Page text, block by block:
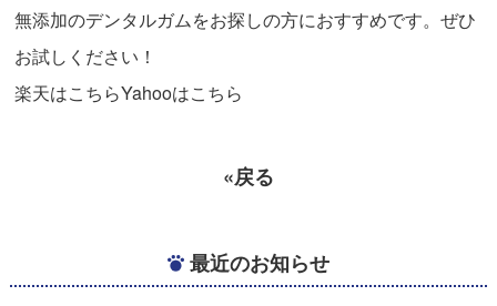
無添加のデンタルガムをお探しの方におすすめです。ぜひ
お試しください！
楽天はこちらYahooはこちら
«戻る
最近のお知らせ